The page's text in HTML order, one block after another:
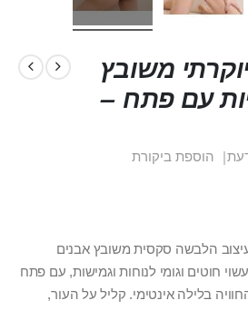
משובץ
עם פתח –
הוספת ביקורת
הלבשה סקסית משובץ אבנים
חוטים וגומי לנוחות וגמישות, עם פתח
בלילה אינטימי. קליל על העור,